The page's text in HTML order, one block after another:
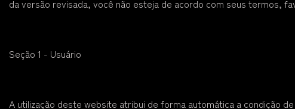
da versão revisada, você não esteja de acordo com seus termos,
Seção 1 - Usuário
A utilização deste website atribui de forma automática a condição